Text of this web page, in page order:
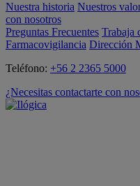
Nuestra historia Nuestros
con nosotros
Preguntas Frecuentes Trabaja
Farmacovigilancia Dirección
Teléfono: +56 2 2365 5000
¿Necesitas contactarte con